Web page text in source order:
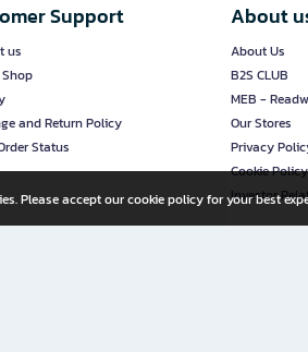
Support
us
and Return Policy
Status
About
About Us
B2S CLUB
MEB -
Our Stores
Privacy
Cookie Policy
Investor
Please accept our cookie policy for your best